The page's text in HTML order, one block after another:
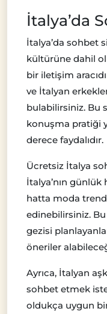
İtalya’da
İtalya’da sohbet
kültürüne dahil
bir iletişim
ve İtalyan
bulabilirsiniz. Bu
konuşma pratiği
derece faydalıdır.
Ücretsiz İtalya
İtalya’nın
hatta moda
edinebilirsiniz.
gezisi
öneriler
Ayrıca, İtalyan
sohbet etmek
oldukça uygun